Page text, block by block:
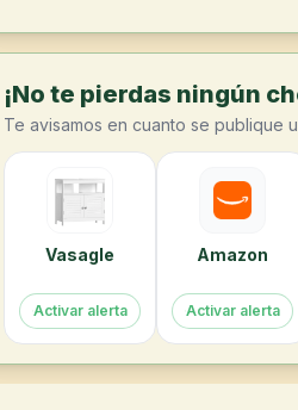
¡No te pierdas ningún
Te avisamos en cuanto se publique
Vasagle
Activar alerta
Amazon
Activar alerta